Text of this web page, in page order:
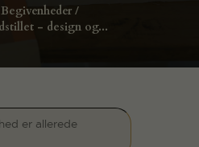
Begivenheder
- design og...
er allerede